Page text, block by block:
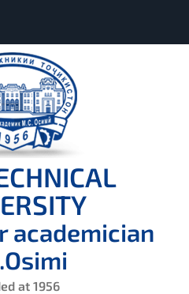
academician
at 1956